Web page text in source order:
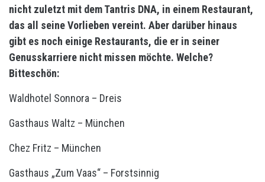
nicht zuletzt mit dem Tantris DNA, in einem Restaurant,
das all seine Vorlieben vereint. Aber darüber hinaus
gibt es noch einige Restaurants, die er in seiner
Genusskarriere nicht missen möchte. Welche?
Bitteschön:
Waldhotel Sonnora – Dreis
Gasthaus Waltz – München
Chez Fritz – München
Gasthaus „Zum Vaas“ – Forstsinnig